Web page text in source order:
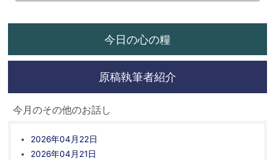
今日の心の糧
原稿執筆者紹介
今月のその他のお話し
2026年04月22日
2026年04月21日